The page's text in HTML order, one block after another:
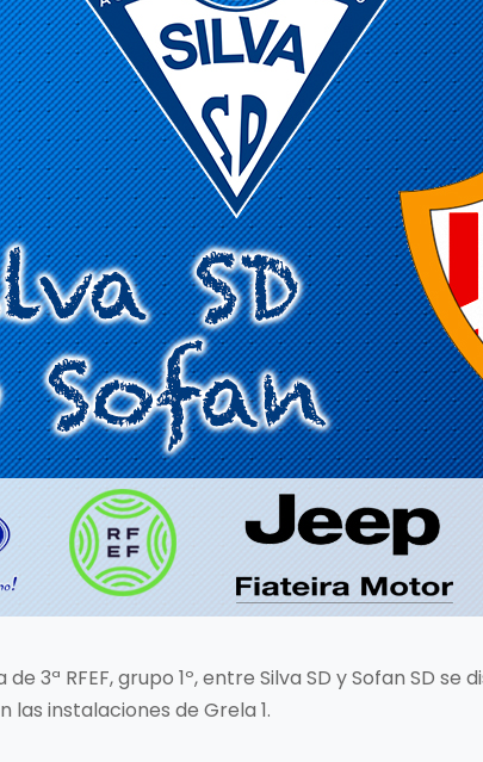
3ª RFEF, grupo 1º, entre Silva SD y Sofan SD
las instalaciones de Grela 1.